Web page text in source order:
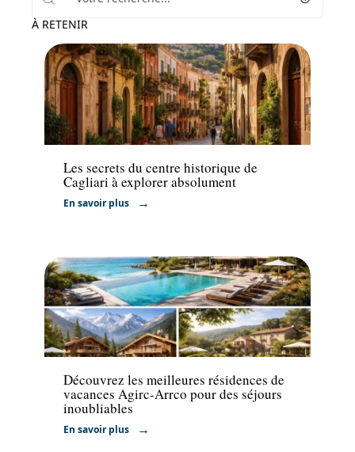
À RETENIR
Activités
Les secrets du centre historique de
Cagliari à explorer absolument
En savoir plus
Hébergement
Découvrez les meilleures résidences de
vacances Agirc-Arrco pour des séjours
inoubliables
En savoir plus